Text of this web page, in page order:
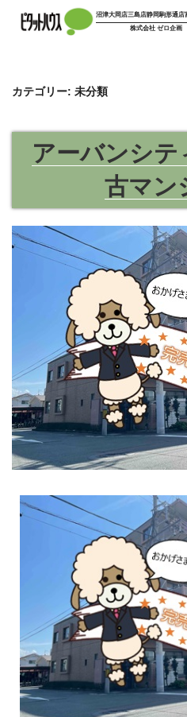
沼津大岡店三島店静岡駒形通店
株式会社 ゼロ企画
カテゴリー: 未分類
アーバンシ
古マン